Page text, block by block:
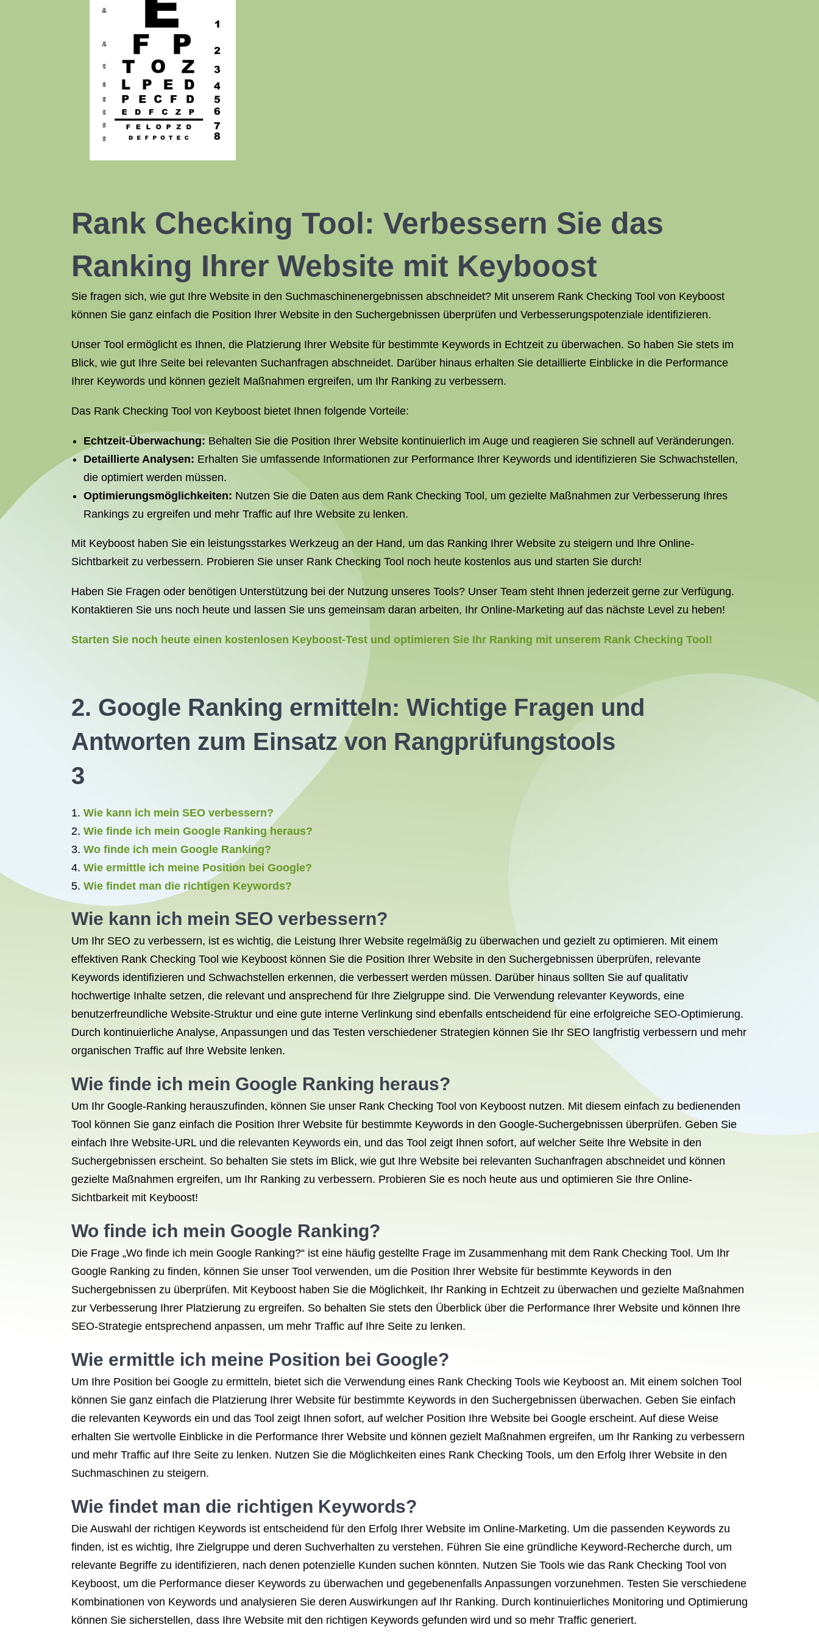
Rank Checking Tool: Verbessern Sie das
Ranking Ihrer Website mit Keyboost
Sie fragen sich, wie gut Ihre Website in den Suchmaschinenergebnissen abschneidet? Mit unserem Rank Checking Tool von Keyboost
können Sie ganz einfach die Position Ihrer Website in den Suchergebnissen überprüfen und Verbesserungspotenziale identifizieren.
Unser Tool ermöglicht es Ihnen, die Platzierung Ihrer Website für bestimmte Keywords in Echtzeit zu überwachen. So haben Sie stets im
Blick, wie gut Ihre Seite bei relevanten Suchanfragen abschneidet. Darüber hinaus erhalten Sie detaillierte Einblicke in die Performance
Ihrer Keywords und können gezielt Maßnahmen ergreifen, um Ihr Ranking zu verbessern.
Das Rank Checking Tool von Keyboost bietet Ihnen folgende Vorteile:
Echtzeit-Überwachung: Behalten Sie die Position Ihrer Website kontinuierlich im Auge und reagieren Sie schnell auf Veränderungen.
Detaillierte Analysen: Erhalten Sie umfassende Informationen zur Performance Ihrer Keywords und identifizieren Sie Schwachstellen,
die optimiert werden müssen.
Optimierungsmöglichkeiten: Nutzen Sie die Daten aus dem Rank Checking Tool, um gezielte Maßnahmen zur Verbesserung Ihres
Rankings zu ergreifen und mehr Traffic auf Ihre Website zu lenken.
Mit Keyboost haben Sie ein leistungsstarkes Werkzeug an der Hand, um das Ranking Ihrer Website zu steigern und Ihre Online-
Sichtbarkeit zu verbessern. Probieren Sie unser Rank Checking Tool noch heute kostenlos aus und starten Sie durch!
Haben Sie Fragen oder benötigen Unterstützung bei der Nutzung unseres Tools? Unser Team steht Ihnen jederzeit gerne zur Verfügung.
Kontaktieren Sie uns noch heute und lassen Sie uns gemeinsam daran arbeiten, Ihr Online-Marketing auf das nächste Level zu heben!
Starten Sie noch heute einen kostenlosen Keyboost-Test und optimieren Sie Ihr Ranking mit unserem Rank Checking Tool!
2. Google Ranking ermitteln: Wichtige Fragen und
Antworten zum Einsatz von Rangprüfungstools
3
Wie kann ich mein SEO verbessern?
Wie finde ich mein Google Ranking heraus?
Wo finde ich mein Google Ranking?
Wie ermittle ich meine Position bei Google?
Wie findet man die richtigen Keywords?
Wie kann ich mein SEO verbessern?
Um Ihr SEO zu verbessern, ist es wichtig, die Leistung Ihrer Website regelmäßig zu überwachen und gezielt zu optimieren. Mit einem
effektiven Rank Checking Tool wie Keyboost können Sie die Position Ihrer Website in den Suchergebnissen überprüfen, relevante
Keywords identifizieren und Schwachstellen erkennen, die verbessert werden müssen. Darüber hinaus sollten Sie auf qualitativ
hochwertige Inhalte setzen, die relevant und ansprechend für Ihre Zielgruppe sind. Die Verwendung relevanter Keywords, eine
benutzerfreundliche Website-Struktur und eine gute interne Verlinkung sind ebenfalls entscheidend für eine erfolgreiche SEO-Optimierung.
Durch kontinuierliche Analyse, Anpassungen und das Testen verschiedener Strategien können Sie Ihr SEO langfristig verbessern und mehr
organischen Traffic auf Ihre Website lenken.
Wie finde ich mein Google Ranking heraus?
Um Ihr Google-Ranking herauszufinden, können Sie unser Rank Checking Tool von Keyboost nutzen. Mit diesem einfach zu bedienenden
Tool können Sie ganz einfach die Position Ihrer Website für bestimmte Keywords in den Google-Suchergebnissen überprüfen. Geben Sie
einfach Ihre Website-URL und die relevanten Keywords ein, und das Tool zeigt Ihnen sofort, auf welcher Seite Ihre Website in den
Suchergebnissen erscheint. So behalten Sie stets im Blick, wie gut Ihre Website bei relevanten Suchanfragen abschneidet und können
gezielte Maßnahmen ergreifen, um Ihr Ranking zu verbessern. Probieren Sie es noch heute aus und optimieren Sie Ihre Online-
Sichtbarkeit mit Keyboost!
Wo finde ich mein Google Ranking?
Die Frage „Wo finde ich mein Google Ranking?“ ist eine häufig gestellte Frage im Zusammenhang mit dem Rank Checking Tool. Um Ihr
Google Ranking zu finden, können Sie unser Tool verwenden, um die Position Ihrer Website für bestimmte Keywords in den
Suchergebnissen zu überprüfen. Mit Keyboost haben Sie die Möglichkeit, Ihr Ranking in Echtzeit zu überwachen und gezielte Maßnahmen
zur Verbesserung Ihrer Platzierung zu ergreifen. So behalten Sie stets den Überblick über die Performance Ihrer Website und können Ihre
SEO-Strategie entsprechend anpassen, um mehr Traffic auf Ihre Seite zu lenken.
Wie ermittle ich meine Position bei Google?
Um Ihre Position bei Google zu ermitteln, bietet sich die Verwendung eines Rank Checking Tools wie Keyboost an. Mit einem solchen Tool
können Sie ganz einfach die Platzierung Ihrer Website für bestimmte Keywords in den Suchergebnissen überwachen. Geben Sie einfach
die relevanten Keywords ein und das Tool zeigt Ihnen sofort, auf welcher Position Ihre Website bei Google erscheint. Auf diese Weise
erhalten Sie wertvolle Einblicke in die Performance Ihrer Website und können gezielt Maßnahmen ergreifen, um Ihr Ranking zu verbessern
und mehr Traffic auf Ihre Seite zu lenken. Nutzen Sie die Möglichkeiten eines Rank Checking Tools, um den Erfolg Ihrer Website in den
Suchmaschinen zu steigern.
Wie findet man die richtigen Keywords?
Die Auswahl der richtigen Keywords ist entscheidend für den Erfolg Ihrer Website im Online-Marketing. Um die passenden Keywords zu
finden, ist es wichtig, Ihre Zielgruppe und deren Suchverhalten zu verstehen. Führen Sie eine gründliche Keyword-Recherche durch, um
relevante Begriffe zu identifizieren, nach denen potenzielle Kunden suchen könnten. Nutzen Sie Tools wie das Rank Checking Tool von
Keyboost, um die Performance dieser Keywords zu überwachen und gegebenenfalls Anpassungen vorzunehmen. Testen Sie verschiedene
Kombinationen von Keywords und analysieren Sie deren Auswirkungen auf Ihr Ranking. Durch kontinuierliches Monitoring und Optimierung
können Sie sicherstellen, dass Ihre Website mit den richtigen Keywords gefunden wird und so mehr Traffic generiert.